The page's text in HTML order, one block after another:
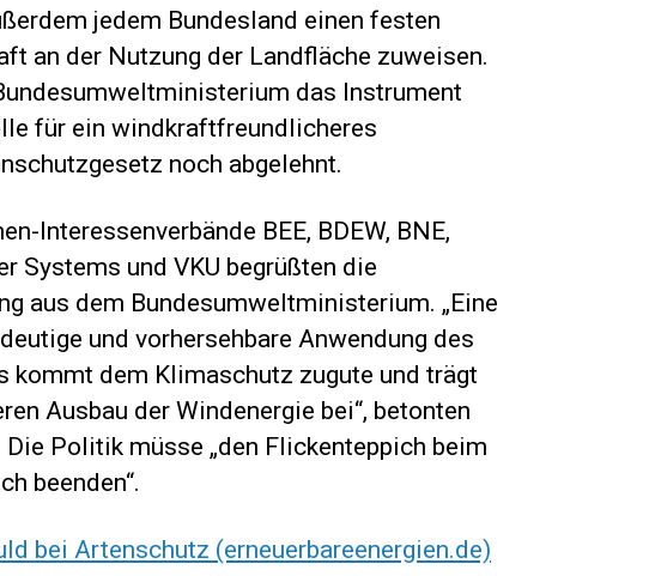
jedem Bundesland einen festen
an der Nutzung der Landfläche zuweisen.
das Instrument
für ein windkraftfreundlicheres
noch abgelehnt.
Interessenverbände BEE, BDEW, BNE,
Systems und VKU begrüßten die
aus dem Bundesumweltministerium. „Eine
und vorhersehbare Anwendung des
kommt dem Klimaschutz zugute und trägt
Ausbau der Windenergie bei“, betonten
Die Politik müsse „den Flickenteppich beim
beenden“.
bei Artenschutz (erneuerbareenergien.de)